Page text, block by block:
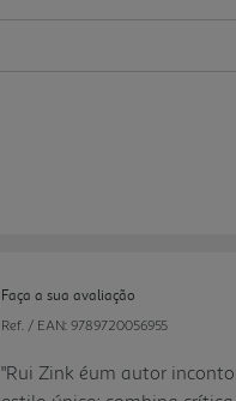
Faça a sua avaliação
Ref. / EAN: 9789720056955
"Rui Zink éum autor